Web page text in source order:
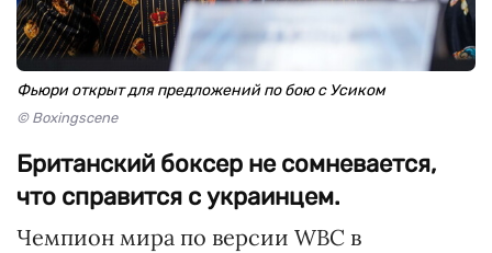
Фьюри открыт для предложений по бою с Усиком
© Boxingscene
Британский боксер не сомневается,
что справится с украинцем.
Чемпион мира по версии WBC в